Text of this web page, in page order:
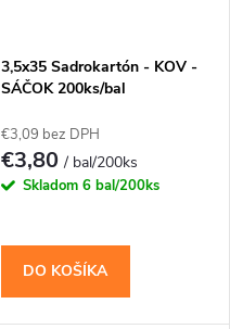
3,5x35 Sadrokartón - KOV -
SÁČOK 200ks/bal
€3,09 bez DPH
€3,80/ bal/200ks
Skladom 6 bal/200ks
DO KOŠÍKA